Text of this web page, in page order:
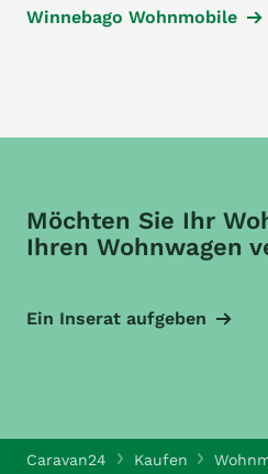
Winnebago Wohnmobile
Möchten Sie Ihr
Ihren Wohnwagen
Ein Inserat aufgeben
Caravan24 Kaufen